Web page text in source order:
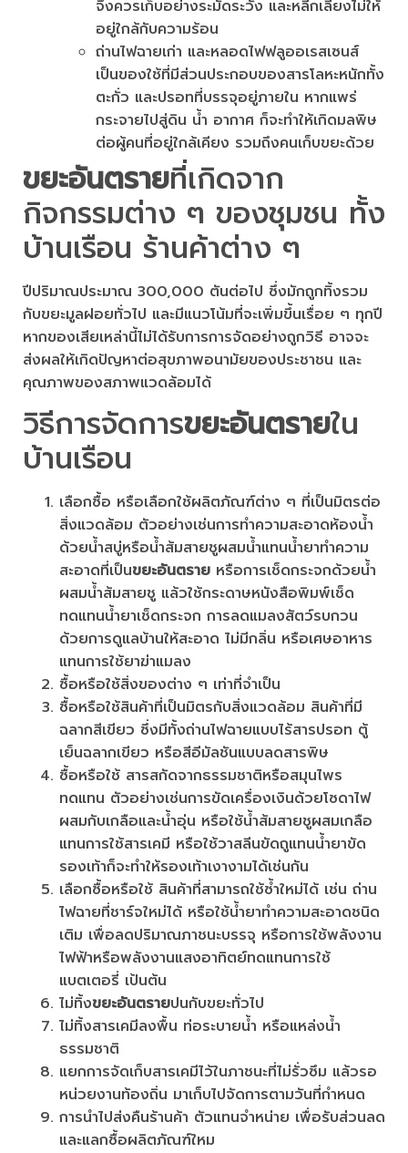
จึงควรเก็บอย่างระมัดระวัง และหลีกเลี่ยงไม่ให้
อยู่ใกล้กับความร้อน
ถ่านไฟฉายเก่า และหลอดไฟฟลูออเรสเซนส์
เป็นของใช้ที่มีส่วนประกอบของสารโลหะหนักทั้ง
ตะกั่ว และปรอทที่บรรจุอยู่ภายใน หากแพร่
กระจายไปสู่ดิน น้ำ อากาศ ก็จะทำให้เกิดมลพิษ
ต่อผู้คนที่อยู่ใกล้เคียง รวมถึงคนเก็บขยะด้วย
ขยะอันตรายที่เกิดจาก
กิจกรรมต่าง ๆ ของชุมชน ทั้ง
บ้านเรือน ร้านค้าต่าง ๆ
ปีปริมาณประมาณ 300,000 ตันต่อไป ซึ่งมักถูกทิ้งรวม
กับขยะมูลฝอยทั่วไป และมีแนวโน้มที่จะเพิ่มขึ้นเรื่อย ๆ ทุกปี
หากของเสียเหล่านี้ไม่ได้รับการการจัดอย่างถูกวิธี อาจจะ
ส่งผลให้เกิดปัญหาต่อสุขภาพอนามัยของประชาชน และ
คุณภาพของสภาพแวดล้อมได้
วิธีการจัดการขยะอันตรายใน
บ้านเรือน
เลือกซื้อ หรือเลือกใช้ผลิตภัณฑ์ต่าง ๆ ที่เป็นมิตรต่อ
สิ่งแวดล้อม ตัวอย่างเช่นการทำความสะอาดห้องน้ำ
ด้วยนํ้าสบู่หรือน้ำส้มสายชูผสมน้ำแทนน้ำยาทำความ
สะอาดที่เป็นขยะอันตราย หรือการเช็ดกระจกด้วยนํ้า
ผสมนํ้าส้มสายชู แล้วใช้กระดาษหนังสือพิมพ์เช็ด
ทดแทนน้ำยาเช็ดกระจก การลดแมลงสัตว์รบกวน
ด้วยการดูแลบ้านให้สะอาด ไม่มีกลิ่น หรือเศษอาหาร
แทนการใช้ยาฆ่าแมลง
ซื้อหรือใช้สิ่งของต่าง ๆ เท่าที่จำเป็น
ซื้อหรือใช้สินค้าที่เป็นมิตรกับสิ่งแวดล้อม สินค้าที่มี
ฉลากสีเขียว ซึ่งมีทั้งถ่านไฟฉายแบบไร้สารปรอท ตู้
เย็นฉลากเขียว หรือสีอีมัลชันแบบลดสารพิษ
ซื้อหรือใช้ สารสกัดจากธรรมชาติหรือสมุนไพร
ทดแทน ตัวอย่างเช่นการขัดเครื่องเงินด้วยโซดาไฟ
ผสมกับเกลือและน้ำอุ่น หรือใช้น้ำส้มสายชูผสมเกลือ
แทนการใช้สารเคมี หรือใช้วาสลีนขัดถูแทนน้ำยาขัด
รองเท้าก็จะทำให้รองเท้าเงางามได้เช่นกัน
เลือกซื้อหรือใช้ สินค้าที่สามารถใช้ซ้ำใหม่ได้ เช่น ถ่าน
ไฟฉายที่ชาร์จใหม่ได้ หรือใช้น้ำยาทำความสะอาดชนิด
เติม เพื่อลดปริมาณภาชนะบรรจุ หรือการใช้พลังงาน
ไฟฟ้าหรือพลังงานแสงอาทิตย์ทดแทนการใช้
แบตเตอรี่ เป้นต้น
ไม่ทิ้งขยะอันตรายปนกับขยะทั่วไป
ไม่ทิ้งสารเคมีลงพื้น ท่อระบายน้ำ หรือแหล่งน้ำ
ธรรมชาติ
แยกการจัดเก็บสารเคมีไว้ในภาชนะที่ไม่รั่วซึม แล้วรอ
หน่วยงานท้องถิ่น มาเก็บไปจัดการตามวันที่กำหนด
การนำไปส่งคืนร้านค้า ตัวแทนจำหน่าย เพื่อรับส่วนลด
และแลกซื้อผลิตภัณฑ์ใหม